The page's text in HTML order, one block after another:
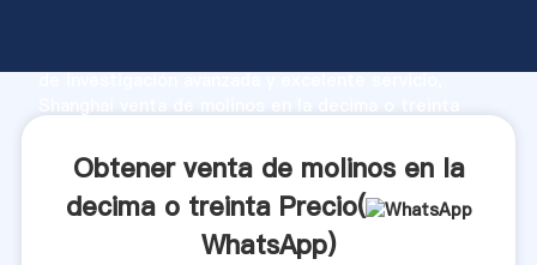
de investigación avanzada y excelente servicio,
clientes.Obtener venta de molinos en la
decima o treinta Precio(
WhatsApp)